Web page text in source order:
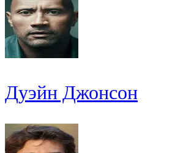
Дуэйн Джонсон